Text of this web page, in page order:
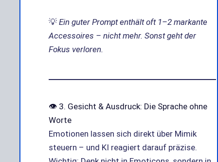
💡Ein guter Prompt enthält oft 1–2 markante
Accessoires – nicht mehr. Sonst geht der
Fokus verloren.
👁️ 3. Gesicht & Ausdruck: Die Sprache ohne
Worte
Emotionen lassen sich direkt über Mimik
steuern – und KI reagiert darauf präzise.